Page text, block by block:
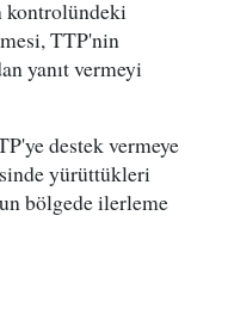
kontrolündeki
TTP'nin
yanıt vermeyi
destek vermeye
yürüttükleri
bölgede ilerleme